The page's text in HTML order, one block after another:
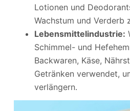
Lotionen und
Wachstum und Verderb
Lebensmittelindustrie:
Schimmel- und
Backwaren, Käse,
Getränken verwendet,
verlängern.